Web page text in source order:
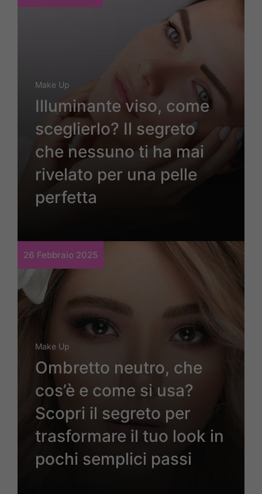
Make Up
Illuminante viso, come
sceglierlo? Il segreto
che nessuno ti ha mai
rivelato per una pelle
perfetta
26 Febbraio 2025
Make Up
Ombretto neutro, che
cos’è e come si usa?
Scopri il segreto per
trasformare il tuo look in
pochi semplici passi